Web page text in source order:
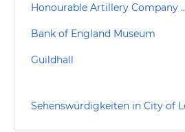
Honourable
Bank of England Museum
Guildhall
Sehenswürdigkeiten in City of